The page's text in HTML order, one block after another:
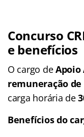
Concurso
e benefícios
O cargo de
remuneração de
carga horária de
Benefícios do